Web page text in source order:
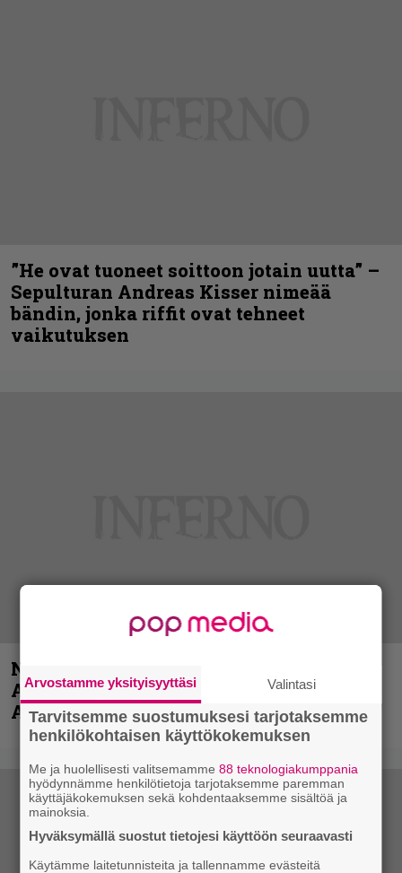
”He ovat tuoneet soittoon jotain uutta” –
Sepulturan Andreas Kisser nimeää
bändin, jonka riffit ovat tehneet
vaikutuksen
Näin lähtee Ghostin Tobias Forgelta
Accept – menossa mukana myös
Anthrax- ja Korn-miehistöä
Arvostamme yksityisyyttäsi Valintasi
Tarvitsemme suostumuksesi tarjotaksemme
henkilökohtaisen käyttökokemuksen
Me ja huolellisesti valitsemamme88 teknologiakumppania
hyödynnämme henkilötietoja tarjotaksemme paremman
käyttäjäkokemuksen sekä kohdentaaksemme sisältöä ja
mainoksia.
Hyväksymällä suostut tietojesi käyttöön seuraavasti
Käytämme laitetunnisteita ja tallennamme evästeitä